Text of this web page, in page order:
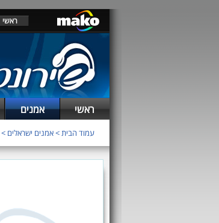
ראשי
ראשי אמנים
עמוד הבית>אמנים ישראלים >